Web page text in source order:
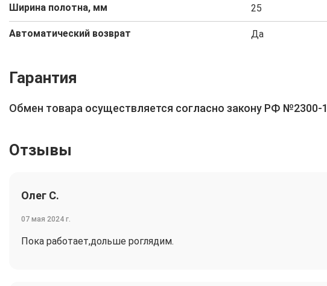
Ширина полотна, мм 25
Автоматический возврат Да
Гарантия
Обмен товара осуществляется согласно закону РФ №2300-1
Отзывы
Олег С.
07 мая 2024 г.
Пока работает,дольше роглядим.